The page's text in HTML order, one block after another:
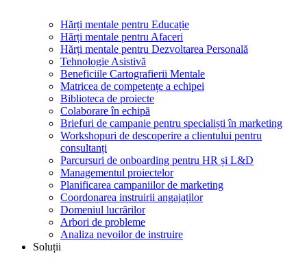
Hărți mentale pentru Educație
Hărți mentale pentru Afaceri
Hărți mentale pentru Dezvoltarea Personală
Tehnologie Asistivă
Beneficiile Cartografierii Mentale
Matricea de competențe a echipei
Biblioteca de proiecte
Colaborare în echipă
Briefuri de campanie pentru specialiști în marketing
Workshopuri de descoperire a clientului pentru
consultanți
Parcursuri de onboarding pentru HR și L&D
Managementul proiectelor
Planificarea campaniilor de marketing
Coordonarea instruirii angajaților
Domeniul lucrărilor
Arbori de probleme
Analiza nevoilor de instruire
Soluții